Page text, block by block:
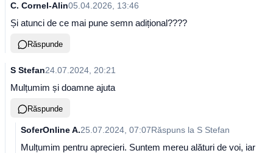
C. Cornel-Alin05.04.2026, 13:46
Și atunci de ce mai pune semn adițional????
Răspunde
S Stefan24.07.2024, 20:21
Mulțumim și doamne ajuta
Răspunde
SoferOnline A.25.07.2024, 07:07Răspuns la S Stefan
Mulțumim pentru aprecieri. Suntem mereu alături de voi, iar